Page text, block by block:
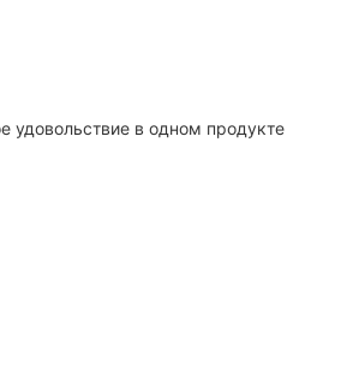
удовольствие в одном продукте